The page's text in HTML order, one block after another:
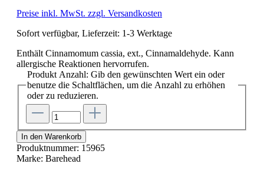
Preise inkl. MwSt. zzgl. Versandkosten
Sofort verfügbar, Lieferzeit: 1-3 Werktage
Enthält Cinnamomum cassia, ext., Cinnamaldehyde. Kann
allergische Reaktionen hervorrufen.
Produkt Anzahl: Gib den gewünschten Wert ein oder
benutze die Schaltflächen, um die Anzahl zu erhöhen
oder zu reduzieren.
In den Warenkorb
Produktnummer: 15965
Marke: Barehead